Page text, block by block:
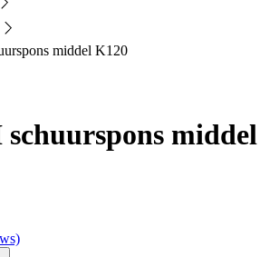
middel K120
middel